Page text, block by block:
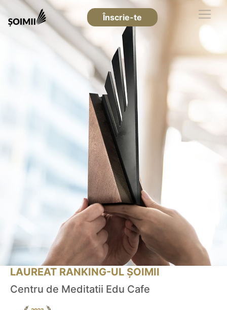
Înscrie-te
LAUREAT RANKING-UL ȘOIMII
Centru de Meditatii Edu Cafe